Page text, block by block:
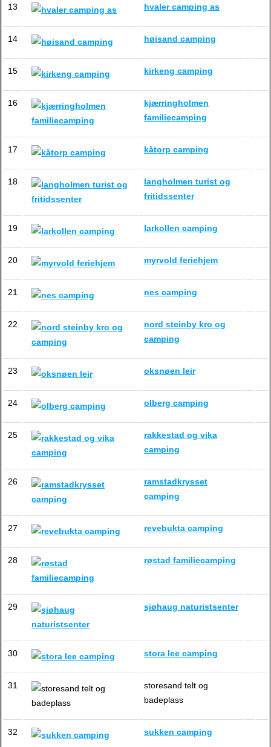
13 hvaler camping as
14 høisand camping
15 kirkeng camping
16
kjærringholmen
familiecamping
17 kåtorp camping
18
langholmen turist og
fritidssenter
19 larkollen camping
20 myrvold feriehjem
21 nes camping
22
nord steinby kro og
camping
23 oksnøen leir
24 olberg camping
25
rakkestad og vika
camping
26
ramstadkrysset
camping
27 revebukta camping
28 røstad familiecamping
29 sjøhaug naturistsenter
30 stora lee camping
31
storesand telt og
badeplass
32 sukken camping